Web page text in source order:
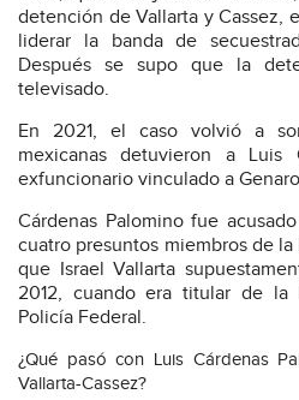
detención de Vallarta y Cassez,
liderar la banda de
Después se supo que la
televisado.
En 2021, el caso volvió a
mexicanas detuvieron a Luis
exfuncionario vinculado a
Cárdenas Palomino fue
cuatro presuntos miembros de
que Israel Vallarta
2012, cuando era titular de la
Policía Federal.
¿Qué pasó con Luis Cárdenas
Vallarta-Cassez?